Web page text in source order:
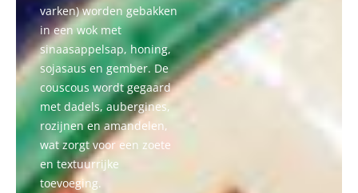
varken) worden gebakken
in een wok met
sinaasappelsap, honing,
sojasaus en gember. De
couscous wordt gegaard
met dadels, aubergines,
rozijnen en amandelen,
wat zorgt voor een zoete
en textuurrijke
toevoeging.